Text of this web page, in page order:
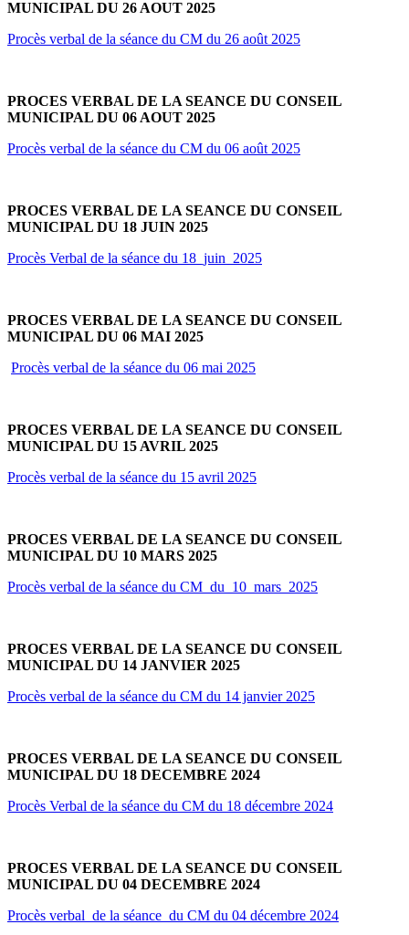
MUNICIPAL DU 26 AOUT 2025
Procès verbal de la séance du CM du 26 août 2025
PROCES VERBAL DE LA SEANCE DU CONSEIL
MUNICIPAL DU 06 AOUT 2025
Procès verbal de la séance du CM du 06 août 2025
PROCES VERBAL DE LA SEANCE DU CONSEIL
MUNICIPAL DU 18 JUIN 2025
Procès Verbal de la séance du 18_juin_2025
PROCES VERBAL DE LA SEANCE DU CONSEIL
MUNICIPAL DU 06 MAI 2025
Procès verbal de la séance du 06 mai 2025
PROCES VERBAL DE LA SEANCE DU CONSEIL
MUNICIPAL DU 15 AVRIL 2025
Procès verbal de la séance du 15 avril 2025
PROCES VERBAL DE LA SEANCE DU CONSEIL
MUNICIPAL DU 10 MARS 2025
Procès verbal de la séance du CM_du_10_mars_2025
PROCES VERBAL DE LA SEANCE DU CONSEIL
MUNICIPAL DU 14 JANVIER 2025
Procès verbal de la séance du CM du 14 janvier 2025
PROCES VERBAL DE LA SEANCE DU CONSEIL
MUNICIPAL DU 18 DECEMBRE 2024
Procès Verbal de la séance du CM du 18 décembre 2024
PROCES VERBAL DE LA SEANCE DU CONSEIL
MUNICIPAL DU 04 DECEMBRE 2024
Procès verbal de la séance du CM du 04 décembre 2024